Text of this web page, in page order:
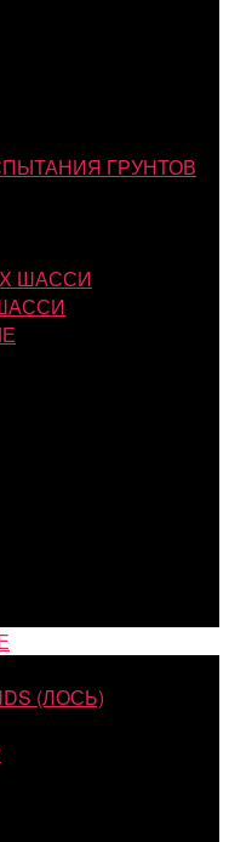
ГРУНТОВ
ШАССИ
(ЛОСЬ)